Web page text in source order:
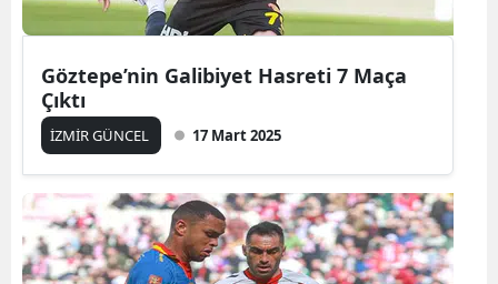
Göztepe’nin Galibiyet Hasreti 7 Maça
Çıktı
İZMİR GÜNCEL 17 Mart 2025